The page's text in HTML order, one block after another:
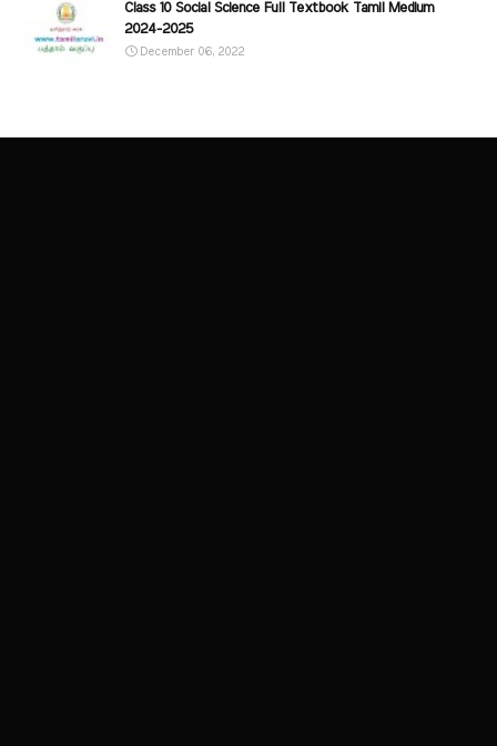
Class 10 Social Science Full Textbook Tamil Medium
2024-2025
December 06, 2022